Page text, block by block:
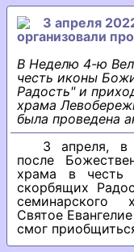
3 апреля
организовали
В Неделю 4-ю
честь иконы
Радость" и
храма
была проведена
3 апреля, в
после
храма в честь
скорбящих
семинарского
Святое
смог